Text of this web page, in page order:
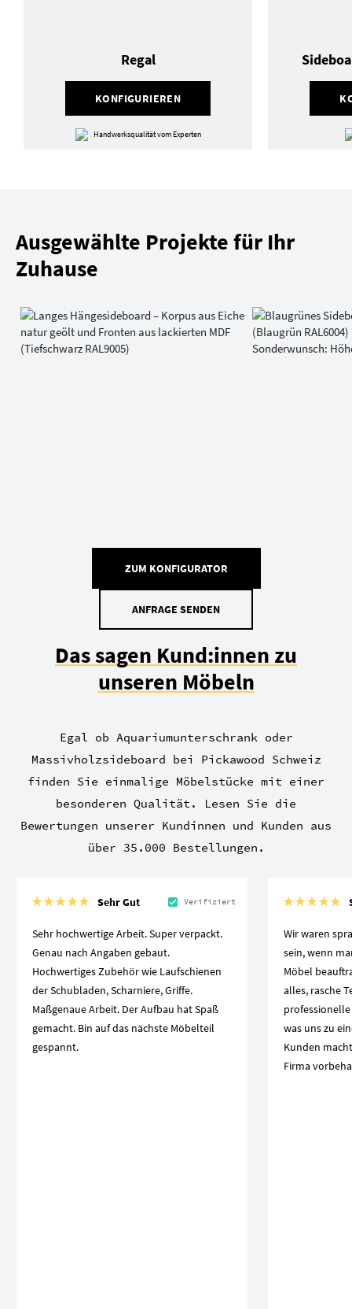
KONFIGURIEREN
Regal
Handwerksqualität vom Experten
Ausgewählte Projekte für Ihr
Zuhause
ZUM KONFIGURATOR
ANFRAGE SENDEN
Das sagen Kund:innen zu
unseren Möbeln
Egal ob Aquariumunterschrank oder
Massivholzsideboard bei Pickawood Schweiz
finden Sie einmalige Möbelstücke mit einer
besonderen Qualität. Lesen Sie die
Bewertungen unserer Kundinnen und Kunden aus
über 35.000 Bestellungen.
Sehr Gut Verifiziert
Sehr hochwertige Arbeit. Super verpackt.
Genau nach Angaben gebaut.
Hochwertiges Zubehör wie Laufschienen
der Schubladen, Scharniere, Griffe.
Maßgenaue Arbeit. Der Aufbau hat Spaß
gemacht. Bin auf das nächste Möbelteil
gespannt.
Wir waren
sein, wenn
Möbel
alles, rasche
was uns zu
Kunden
Firma